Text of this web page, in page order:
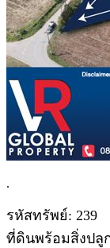
.
รหัสทรัพย์: 239
ที่ดินพร้อมสิ่งปลู